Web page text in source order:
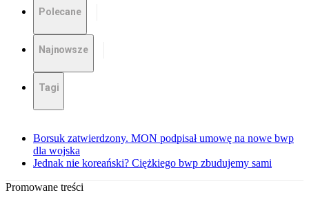
Polecane
Najnowsze
Tagi
Borsuk zatwierdzony. MON podpisał umowę na nowe bwp
dla wojska
Jednak nie koreański? Ciężkiego bwp zbudujemy sami
Promowane treści